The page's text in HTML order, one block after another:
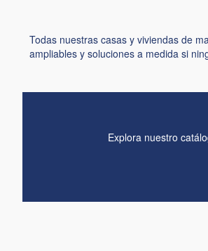
Todas nuestras casas y viviendas de
ampliables y soluciones a medida si
Explora nuestro